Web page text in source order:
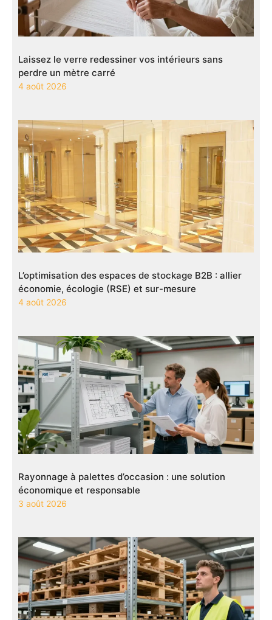
Laissez le verre redessiner vos intérieurs sans
perdre un mètre carré
4 août 2026
L’optimisation des espaces de stockage B2B : allier
économie, écologie (RSE) et sur-mesure
4 août 2026
Rayonnage à palettes d’occasion : une solution
économique et responsable
3 août 2026